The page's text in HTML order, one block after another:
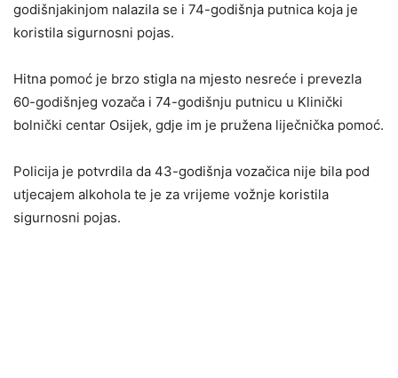
godišnjakinjom nalazila se i 74-godišnja putnica koja je
koristila sigurnosni pojas.
Hitna pomoć je brzo stigla na mjesto nesreće i prevezla
60-godišnjeg vozača i 74-godišnju putnicu u Klinički
bolnički centar Osijek, gdje im je pružena liječnička pomoć.
Policija je potvrdila da 43-godišnja vozačica nije bila pod
utjecajem alkohola te je za vrijeme vožnje koristila
sigurnosni pojas.